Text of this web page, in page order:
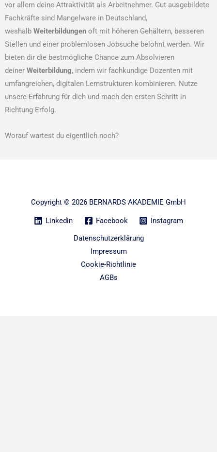
vor allem deine Attraktivität als Arbeitnehmer. Gut ausgebildete
Fachkräfte sind Mangelware in Deutschland,
weshalb Weiterbildungen oft mit höheren Gehältern, besseren
Stellen und einer problemlosen Jobsuche belohnt werden. Wir
bieten dir die bestmögliche Chance zum Absolvieren
deiner Weiterbildung, indem wir fachkundige Dozenten mit
umfangreichen, digitalen Lernstrukturen kombinieren. Nutze
unsere Erfahrung für dich und mach den ersten Schritt in
Richtung Erfolg.
Worauf wartest du eigentlich noch?
Copyright © 2026 BERNARDS AKADEMIE GmbH
Linkedin Facebook
Instagram
Datenschutzerklärung
Impressum
Cookie-Richtlinie
AGBs